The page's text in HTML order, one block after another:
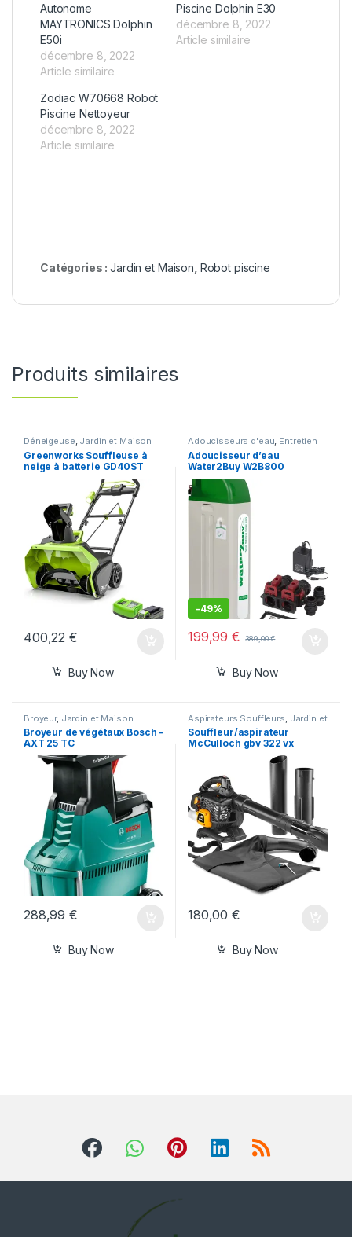
Autonome
MAYTRONICS Dolphin
E50i
décembre 8, 2022
Article similaire
Piscine Dolphin E30
décembre 8, 2022
Article similaire
Zodiac W70668 Robot
Piscine Nettoyeur
décembre 8, 2022
Article similaire
Catégories :Jardin et Maison Robot piscine
Produits similaires
Déneigeuse, Jardin et Maison
Greenworks Souffleuse à
neige à batterie GD40ST
400,22€
Buy Now
Adoucisseurs d'eau, Entretien
maison, Jardin et Maison
Adoucisseur d’eau
Water2Buy W2B800
-49%
199,99€ 389,00€
Buy Now
Broyeur, Jardin et Maison
Broyeur de végétaux Bosch –
AXT 25 TC
288,99€
Buy Now
Aspirateurs Souffleurs Jardin et
Maison
Souffleur/aspirateur
McCulloch gbv 322 vx
180,00€
Buy Now